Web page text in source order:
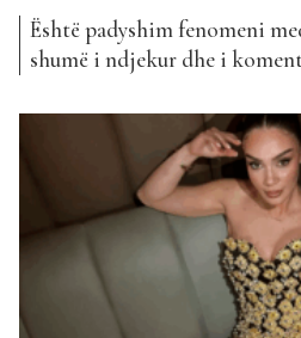
Është padyshim fenomeni
shumë i ndjekur dhe i
shpëtosh dhe, për finalen, ne
vështirë. “Big Brother VIP”
në Top Albania Radio, për